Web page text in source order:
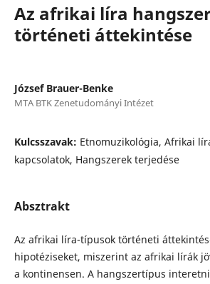
Az afrikai líra
történeti áttekintése
József Brauer-Benke
MTA BTK Zenetudományi Intézet
Kulcsszavak: Etnomuzikológia, Afrikai
kapcsolatok, Hangszerek terjedése
Absztrakt
Az afrikai líra-típusok történeti
hipotéziseket, miszerint az afrikai lírák
a kontinensen. A hangszertípus